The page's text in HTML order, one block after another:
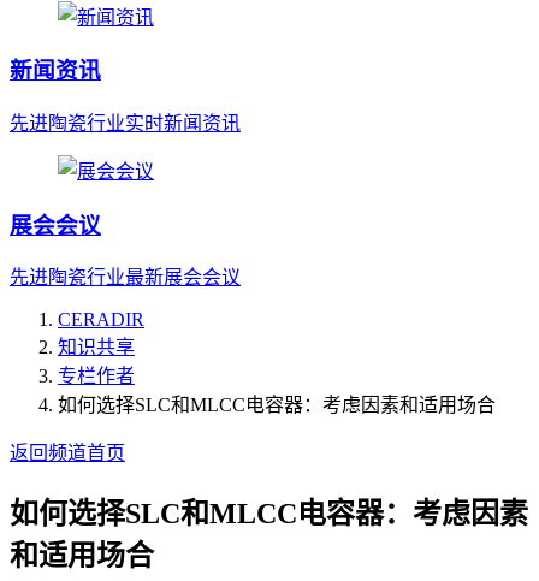
新闻资讯
先进陶瓷行业实时新闻资讯
展会会议
先进陶瓷行业最新展会会议
CERADIR
知识共享
专栏作者
如何选择SLC和MLCC电容器：考虑因素和适用场合
返回频道首页
如何选择SLC和MLCC电容器：考虑因素
和适用场合